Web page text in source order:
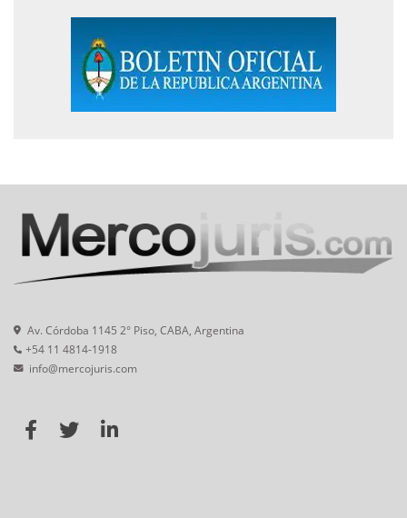
Av. Córdoba 1145 2° Piso, CABA, Argentina
+54 11 4814-1918
info@mercojuris.com